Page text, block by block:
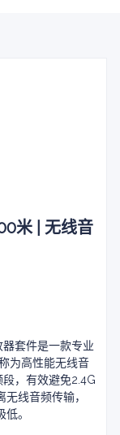
米 | 无线音
套件是一款专业
为高性能无线音
，有效避免2.4G
线音频传输，
。